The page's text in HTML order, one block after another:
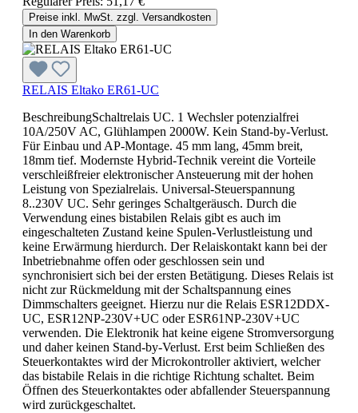
Preise inkl. MwSt. zzgl. Versandkosten
In den Warenkorb
RELAIS Eltako ER61-UC
BeschreibungSchaltrelais UC. 1 Wechsler potenzialfrei
10A/250V AC, Glühlampen 2000W. Kein Stand-by-Verlust.
Für Einbau und AP-Montage. 45 mm lang, 45mm breit,
18mm tief. Modernste Hybrid-Technik vereint die Vorteile
verschleißfreier elektronischer Ansteuerung mit der hohen
Leistung von Spezialrelais. Universal-Steuerspannung
8..230V UC. Sehr geringes Schaltgeräusch. Durch die
Verwendung eines bistabilen Relais gibt es auch im
eingeschalteten Zustand keine Spulen-Verlustleistung und
keine Erwärmung hierdurch. Der Relaiskontakt kann bei der
Inbetriebnahme offen oder geschlossen sein und
synchronisiert sich bei der ersten Betätigung. Dieses Relais ist
nicht zur Rückmeldung mit der Schaltspannung eines
Dimmschalters geeignet. Hierzu nur die Relais ESR12DDX-
UC, ESR12NP-230V+UC oder ESR61NP-230V+UC
verwenden. Die Elektronik hat keine eigene Stromversorgung
und daher keinen Stand-by-Verlust. Erst beim Schließen des
Steuerkontaktes wird der Microkontroller aktiviert, welcher
das bistabile Relais in die richtige Richtung schaltet. Beim
Öffnen des Steuerkontaktes oder abfallender Steuerspannung
wird zurückgeschaltet.